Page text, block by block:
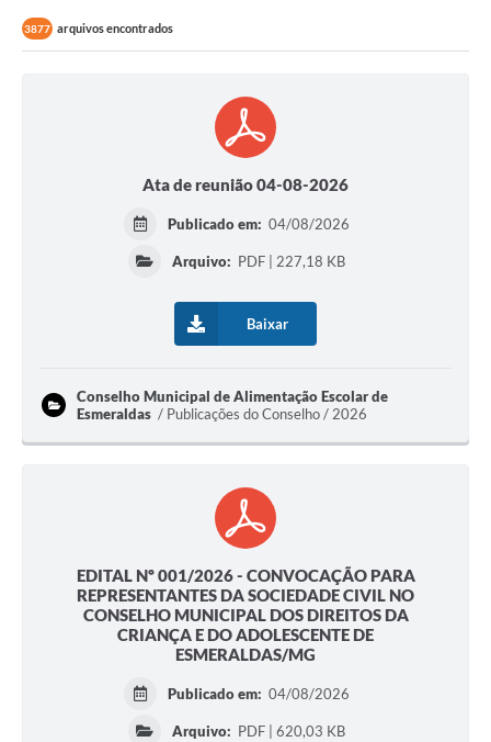
3877 arquivos encontrados
Ata de reunião 04-08-2026
Publicado em: 04/08/2026
Arquivo: PDF | 227,18 KB
Baixar
Conselho Municipal de Alimentação Escolar de
Esmeraldas
Publicações do Conselho / 2026
EDITAL Nº 001/2026 - CONVOCAÇÃO PARA
REPRESENTANTES DA SOCIEDADE CIVIL NO
CONSELHO MUNICIPAL DOS DIREITOS DA
CRIANÇA E DO ADOLESCENTE DE
ESMERALDAS/MG
Publicado em: 04/08/2026
Arquivo: PDF | 620,03 KB